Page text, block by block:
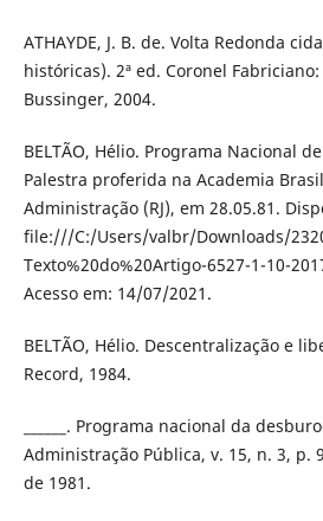
ATHAYDE, J. B. de. Volta Redonda
históricas). 2ª ed. Coronel
Bussinger, 2004.
BELTÃO, Hélio. Programa Nacional
Palestra proferida na Academia
Administração (RJ), em 28.05.81.
file:///C:/Users/valbr/Downloads/
Texto%20do%20Artigo-6527-1-10-
Acesso em: 14/07/2021.
BELTÃO, Hélio. Descentralização e
Record, 1984.
______. Programa nacional da
Administração Pública, v. 15, n. 3, p.
de 1981.